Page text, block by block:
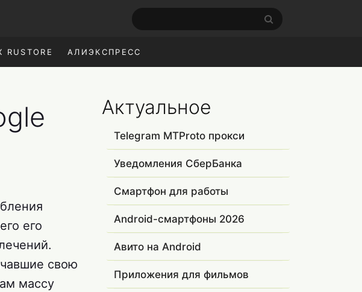
RUSTORE АЛИЭКСПРЕСС
его
свою
массу
Актуальное
Telegram MTProto прокси
Уведомления СберБанка
Смартфон для работы
Android-смартфоны 2026
Авито на Android
Приложения для фильмов